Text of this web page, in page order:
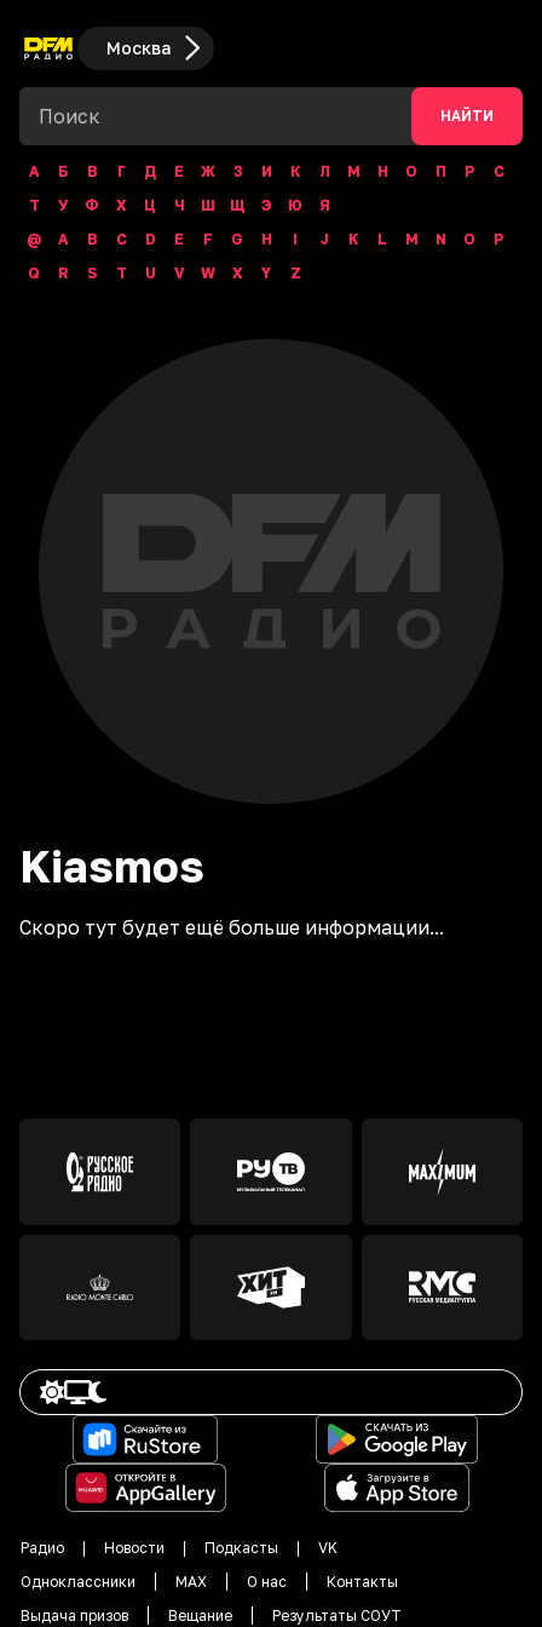
Москва
НАЙТИ
А Б В Г Д Е Ж З И К Л М Н О П Р
С
Т
У Ф Х Ц Ч Ш Щ Э Ю
Я
@
A B C D E F G H I J K L M N O
P
Q
R S T U V W X Y Z
Kiasmos
Скоро тут будет ещё больше информации...
Радио Новости Подкасты
VK
Одноклассники
MAX О нас
Контакты
Выдача призов
Вещание Результаты СОУТ